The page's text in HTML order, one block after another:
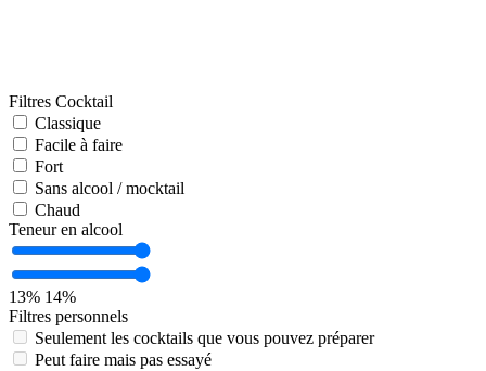
Filtres Cocktail
Classique
Facile à faire
Fort
Sans alcool / mocktail
Chaud
Teneur en alcool
13% 14%
Filtres personnels
Seulement les cocktails que vous pouvez préparer
Peut faire mais pas essayé